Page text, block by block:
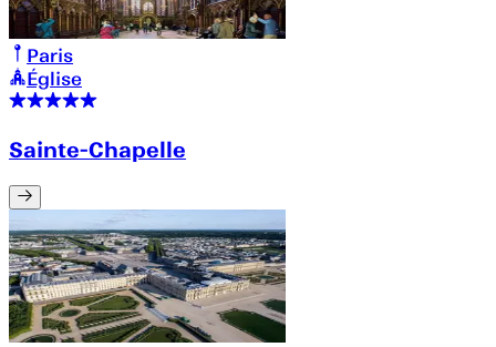
Paris
Église
Sainte-Chapelle